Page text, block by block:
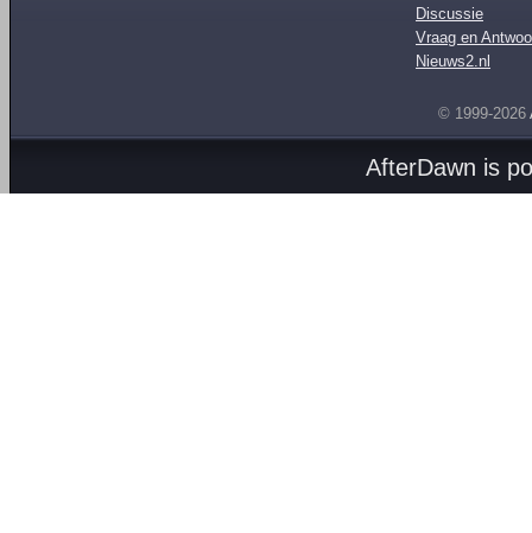
Discussie
Vraag en
Nieuws2.nl
© 1999-2026
AfterDawn is